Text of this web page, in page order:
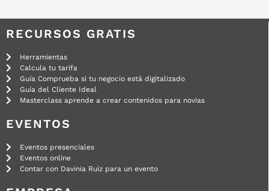
RECURSOS GRATIS
Herramientas
Calcula tu tarifa
Guía Comprueba si tu negocio está digitalizado
Guía del Cliente Ideal
Masterclass aprende a crear contenidos para novias
EVENTOS
Eventos presenciales
Eventos online
Contar con Davinia Ruiz para un evento